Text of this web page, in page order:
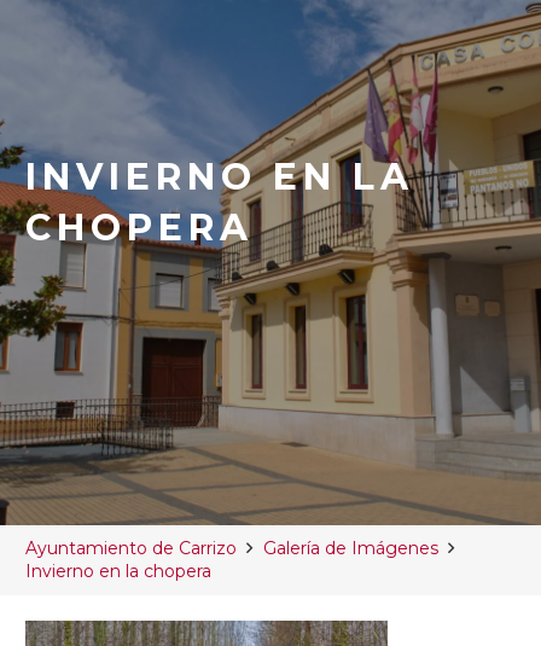
INVIERNO EN LA
CHOPERA
Ayuntamiento de Carrizo
Galería de Imágenes
Invierno en la chopera